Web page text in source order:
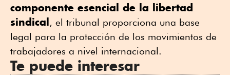
componente esencial de la libertad
sindical, el tribunal proporciona una base
legal para la protección de los movimientos de
trabajadores a nivel internacional.
Te puede interesar